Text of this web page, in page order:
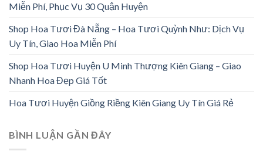
Miễn Phí, Phục Vụ 30 Quận Huyện
Shop Hoa Tươi Đà Nẵng – Hoa Tươi Quỳnh Như: Dịch Vụ
Uy Tín, Giao Hoa Miễn Phí
Shop Hoa Tươi Huyện U Minh Thượng Kiên Giang – Giao
Nhanh Hoa Đẹp Giá Tốt
Hoa Tươi Huyện Giồng Riềng Kiên Giang Uy Tín Giá Rẻ
BÌNH LUẬN GẦN ĐÂY